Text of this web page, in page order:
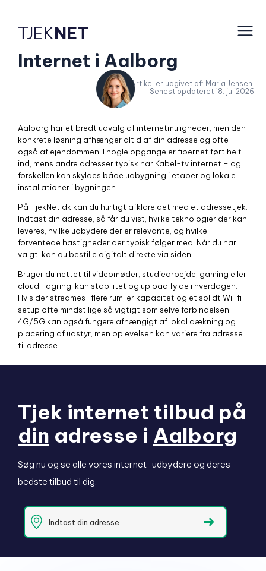
TJEKNET
Internet i Aalborg
Artikel er udgivet af: Maria Jensen.
Senest opdateret 18. juli2026
Aalborg har et bredt udvalg af internetmuligheder, men den
konkrete løsning afhænger altid af din adresse og ofte
også af ejendommen. I nogle opgange er fibernet ført helt
ind, mens andre adresser typisk har Kabel-tv internet – og
forskellen kan skyldes både udbygning i etaper og lokale
installationer i bygningen.
På TjekNet.dk kan du hurtigt afklare det med et adressetjek.
Indtast din adresse, så får du vist, hvilke teknologier der kan
leveres, hvilke udbydere der er relevante, og hvilke
forventede hastigheder der typisk følger med. Når du har
valgt, kan du bestille digitalt direkte via siden.
Bruger du nettet til videomøder, studiearbejde, gaming eller
cloud-lagring, kan stabilitet og upload fylde i hverdagen.
Hvis der streames i flere rum, er kapacitet og et solidt Wi-fi-
setup ofte mindst lige så vigtigt som selve forbindelsen.
4G/5G kan også fungere afhængigt af lokal dækning og
placering af udstyr, men oplevelsen kan variere fra adresse
til adresse.
Tjek internet tilbud på
din adresse i Aalborg
Søg nu og se alle vores internet-udbydere og deres
bedste tilbud til dig.